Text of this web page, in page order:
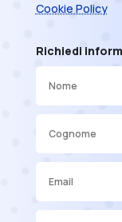
Cookie Policy
Richiedi